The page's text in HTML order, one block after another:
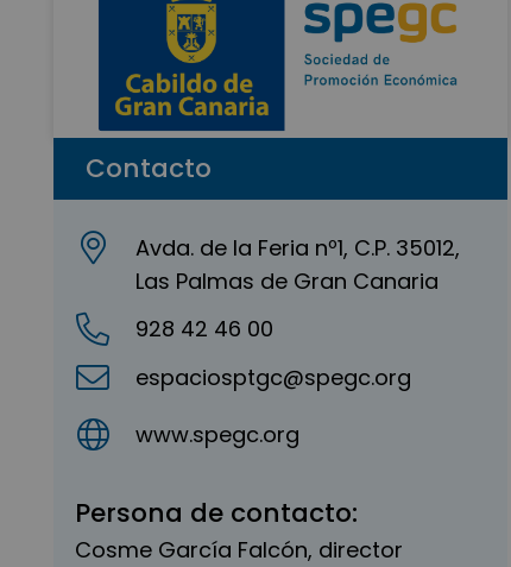
Contacto
Avda. de la Feria nº1, C.P. 35012,
Las Palmas de Gran Canaria
928 42 46 00
espaciosptgc@spegc.org
www.spegc.org
Persona de contacto:
Cosme García Falcón, director